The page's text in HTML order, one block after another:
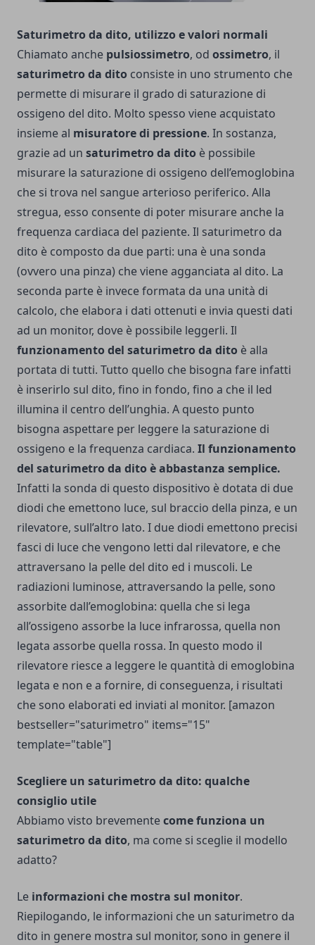
Saturimetro da dito, utilizzo e valori normali
Chiamato anche pulsiossimetro, od ossimetro, il
saturimetro da dito consiste in uno strumento che
permette di misurare il grado di saturazione di
ossigeno del dito. Molto spesso viene acquistato
insieme al misuratore di pressione. In sostanza,
grazie ad un saturimetro da dito è possibile
misurare la saturazione di ossigeno dell’emoglobina
che si trova nel sangue arterioso periferico. Alla
stregua, esso consente di poter misurare anche la
frequenza cardiaca del paziente. Il saturimetro da
dito è composto da due parti: una è una sonda
(ovvero una pinza) che viene agganciata al dito. La
seconda parte è invece formata da una unità di
calcolo, che elabora i dati ottenuti e invia questi dati
ad un monitor, dove è possibile leggerli. Il
funzionamento del saturimetro da dito è alla
portata di tutti. Tutto quello che bisogna fare infatti
è inserirlo sul dito, fino in fondo, fino a che il led
illumina il centro dell’unghia. A questo punto
bisogna aspettare per leggere la saturazione di
ossigeno e la frequenza cardiaca. Il funzionamento
del saturimetro da dito è abbastanza semplice.
Infatti la sonda di questo dispositivo è dotata di due
diodi che emettono luce, sul braccio della pinza, e un
rilevatore, sull’altro lato. I due diodi emettono precisi
fasci di luce che vengono letti dal rilevatore, e che
attraversano la pelle del dito ed i muscoli. Le
radiazioni luminose, attraversando la pelle, sono
assorbite dall’emoglobina: quella che si lega
all’ossigeno assorbe la luce infrarossa, quella non
legata assorbe quella rossa. In questo modo il
rilevatore riesce a leggere le quantità di emoglobina
legata e non e a fornire, di conseguenza, i risultati
che sono elaborati ed inviati al monitor. [amazon
bestseller="saturimetro" items="15"
template="table"]
Scegliere un saturimetro da dito: qualche
consiglio utile
Abbiamo visto brevementecome funziona un
saturimetro da dito, ma come si sceglie il modello
adatto?
Le informazioni che mostra sul monitor.
Riepilogando, le informazioni che un saturimetro da
dito in genere mostra sul monitor, sono in genere il